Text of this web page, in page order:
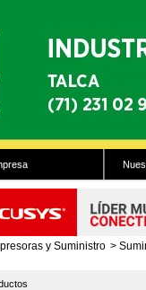
y Suministro >